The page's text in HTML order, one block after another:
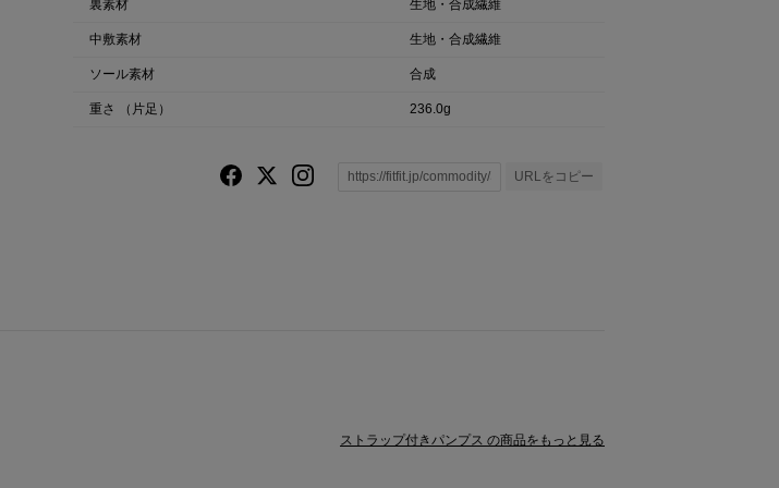
裏素材 生地・合成繊維
中敷素材 生地・合成繊維
ソール素材 合成
重さ （片足） 236.0g
URLをコピー
ストラップ付きパンプス の商品をもっと見る